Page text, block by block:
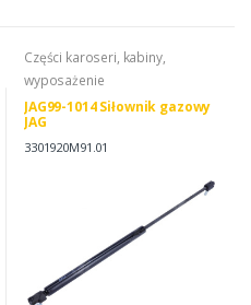
Części karoseri, kabiny,
wyposażenie
JAG99-1014 Siłownik gazowy
JAG
3301920M91.01